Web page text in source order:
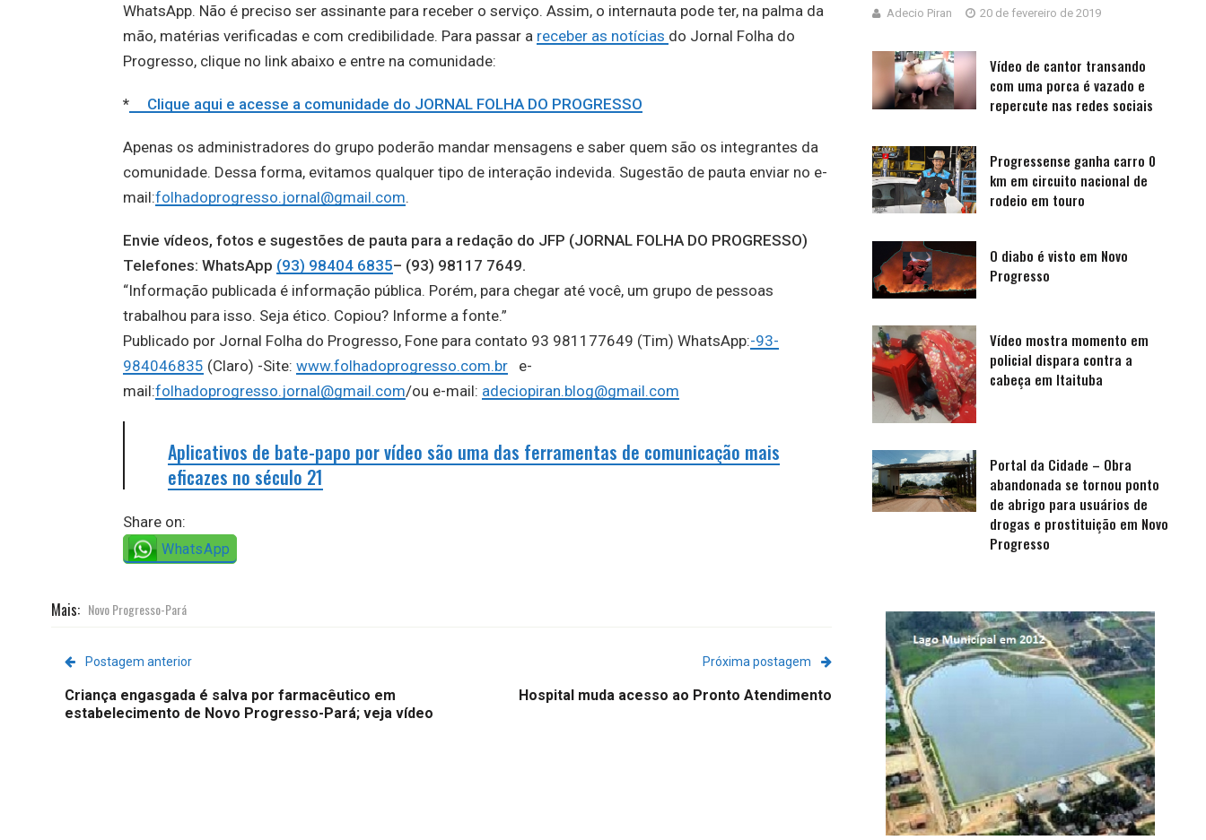
WhatsApp. Não é preciso ser assinante para receber o serviço. Assim, o internauta pode ter, na palma da
mão, matérias verificadas e com credibilidade. Para passar a receber as notícias do Jornal Folha do
Progresso, clique no link abaixo e entre na comunidade:
* Clique aqui e acesse a comunidade do JORNAL FOLHA DO PROGRESSO
Apenas os administradores do grupo poderão mandar mensagens e saber quem são os integrantes da
comunidade. Dessa forma, evitamos qualquer tipo de interação indevida. Sugestão de pauta enviar no e-
mail:folhadoprogresso.jornal@gmail.com.
Envie vídeos, fotos e sugestões de pauta para a redação do JFP (JORNAL FOLHA DO PROGRESSO)
Telefones: WhatsApp (93) 98404 6835– (93) 98117 7649.
“Informação publicada é informação pública. Porém, para chegar até você, um grupo de pessoas
trabalhou para isso. Seja ético. Copiou? Informe a fonte.”
Publicado por Jornal Folha do Progresso, Fone para contato 93 981177649 (Tim) WhatsApp:-93-
984046835 (Claro) -Site: www.folhadoprogresso.com.br e-
mail:folhadoprogresso.jornal@gmail.com/ou e-mail: adeciopiran.blog@gmail.com
Aplicativos de bate-papo por vídeo são uma das ferramentas de comunicação mais
eficazes no século 21
Share on:
WhatsApp
Mais: Novo Progresso-Pará
Postagem anterior
Criança engasgada é salva por farmacêutico em
estabelecimento de Novo Progresso-Pará; veja vídeo
Próxima postagem
Hospital muda acesso ao Pronto Atendimento
Adecio Piran 20 de fevereiro de 2019
Vídeo de cantor transando
com uma porca é vazado e
repercute nas redes sociais
Progressense ganha carro 0
km em circuito nacional de
rodeio em touro
O diabo é visto em Novo
Progresso
Vídeo mostra momento em
policial dispara contra a
cabeça em Itaituba
Portal da Cidade – Obra
abandonada se tornou ponto
de abrigo para usuários de
drogas e prostituição em Novo
Progresso